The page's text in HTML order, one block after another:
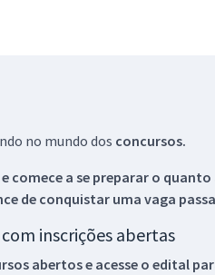
no mundo dos concursos.
comece a se preparar o
de conquistar uma vaga
inscrições abertas
abertos e acesse o edital